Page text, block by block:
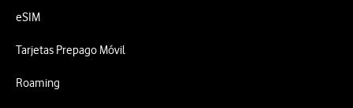
eSIM
Tarjetas Prepago Móvil
Roaming